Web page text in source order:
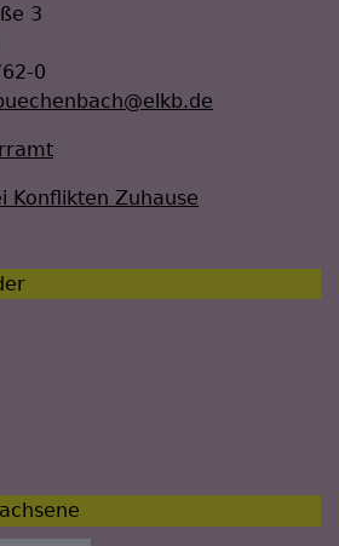
3
0
Konflikten Zuhause